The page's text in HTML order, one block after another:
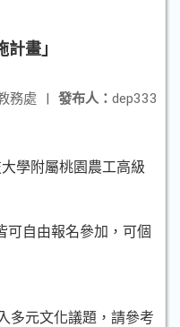
畫」
發布人： dep333
務處 |
學附屬桃園農工高級
可自由報名參加，可個
多元文化議題，請參考